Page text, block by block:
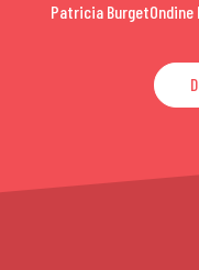
Patricia BurgetOndine